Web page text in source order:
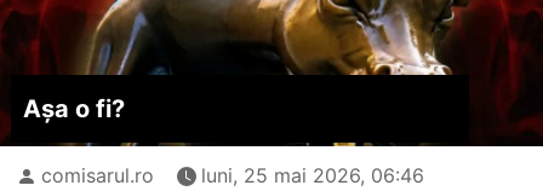
Așa o fi?
comisarul.ro luni, 25 mai 2026, 06:46